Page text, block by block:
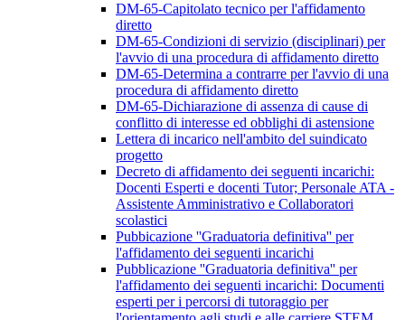
DM-65-Capitolato tecnico per l'affidamento
diretto
DM-65-Condizioni di servizio (disciplinari) per
l'avvio di una procedura di affidamento diretto
DM-65-Determina a contrarre per l'avvio di una
procedura di affidamento diretto
DM-65-Dichiarazione di assenza di cause di
conflitto di interesse ed obblighi di astensione
Lettera di incarico nell'ambito del suindicato
progetto
Decreto di affidamento dei seguenti incarichi:
Docenti Esperti e docenti Tutor; Personale ATA -
Assistente Amministrativo e Collaboratori
scolastici
Pubbicazione ''Graduatoria definitiva'' per
l'affidamento dei seguenti incarichi
Pubblicazione ''Graduatoria definitiva'' per
l'affidamento dei seguenti incarichi: Documenti
esperti per i percorsi di tutoraggio per